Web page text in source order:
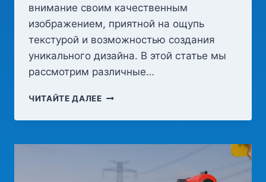
внимание своим качественным
изображением, приятной на ощупь
текстурой и возможностью создания
уникального дизайна. В этой статье мы
рассмотрим различные…
ЧИТАЙТЕ ДАЛЕЕТЕКСТИЛЬНЫЕ
ЭЛЕГАНТНОЕ
ДЛЯ
И